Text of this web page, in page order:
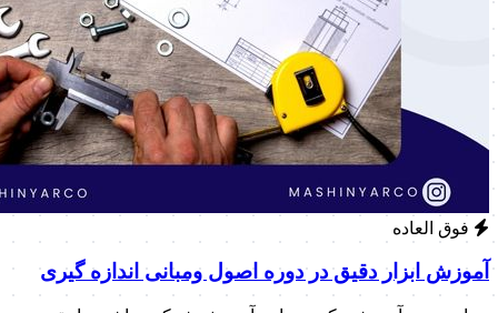
فوق العاده
آموزش ابزار دقیق در دوره اصول ومبانی اندازه گیری